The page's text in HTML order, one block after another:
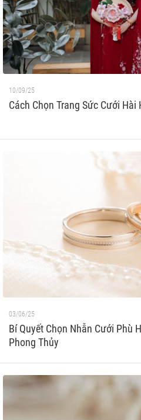
10/09/25
Cách Chọn Trang Sức Cưới Hài
03/06/25
Bí Quyết Chọn Nhẫn Cưới Phù
Phong Thủy